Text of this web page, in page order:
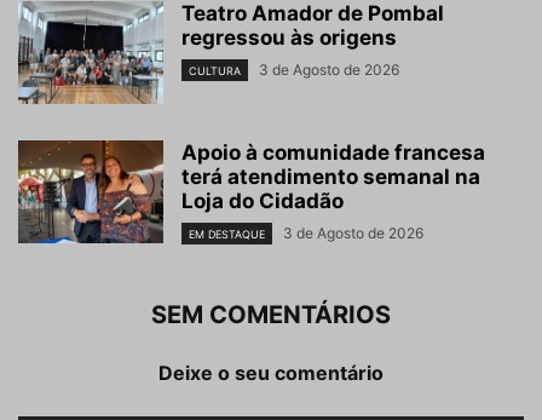
Teatro Amador de Pombal
regressou às origens
CULTURA 3 de Agosto de 2026
Apoio à comunidade francesa
terá atendimento semanal na
Loja do Cidadão
EM DESTAQUE 3 de Agosto de 2026
SEM COMENTÁRIOS
Deixe o seu comentário